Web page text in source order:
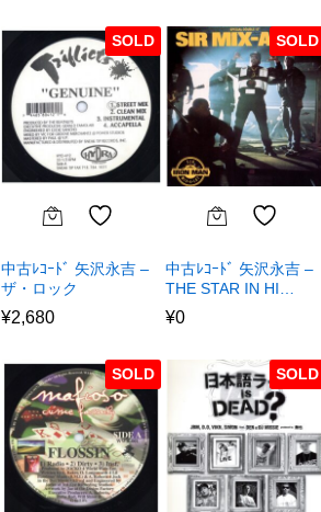
SOLD
中古ﾚｺｰﾄﾞ 矢沢永吉 –
ザ・ロック
¥2,680
SOLD
中古ﾚｺｰﾄﾞ 矢沢永吉 –
THE STAR IN HI…
¥0
SOLD SOLD